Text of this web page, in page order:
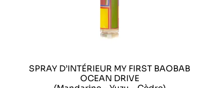
SPRAY D’INTÉRIEUR MY FIRST BAOBAB
OCEAN DRIVE